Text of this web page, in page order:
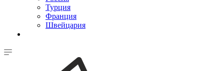
Турция
Франция
Швейцария